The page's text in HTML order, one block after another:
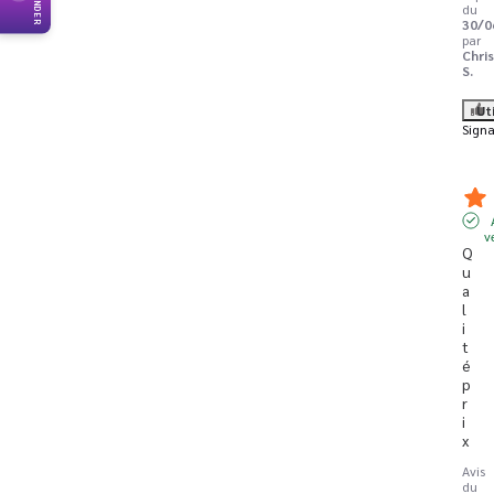
du
30/
par
S.
Q
u
a
l
i
t
é
p
r
i
x
Avis
du